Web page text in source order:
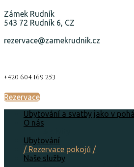
Zámek Rudník
543 72 Rudník 6, CZ
rezervace@zamekrudnik.cz
+420 604 169 253
Rezervace
Ubytování a svatby jako v
O nás
Ubytování
/ Rezervace pokojů /
Naše služby